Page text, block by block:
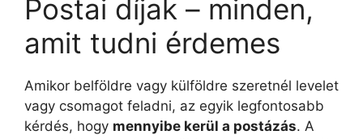
Postai díjak – minden,
amit tudni érdemes
Amikor belföldre vagy külföldre szeretnél levelet
vagy csomagot feladni, az egyik legfontosabb
kérdés, hogy mennyibe kerül a postázás. A